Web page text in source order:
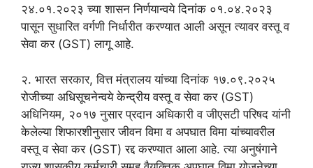
२४.०१.२०२३ च्या शासन निर्णयान्वये दिनांक ०१.०४.२०२३
पासून सुधारित वर्गणी निर्धारीत करण्यात आली असून त्यावर वस्तू व
सेवा कर (GST) लागू आहे.
२. भारत सरकार, वित्त मंत्रालय यांच्या दिनांक १७.०९.२०२५
रोजीच्या अधिसूचनेन्वये केन्द्रीय वस्तू व सेवा कर (GST)
अधिनियम, २०१७ नुसार प्रदान अधिकारी व जीएसटी परिषद यांनी
केलेल्या शिफारशीनुसार जीवन विमा व अपघात विमा यांच्यावरील
वस्तू व सेवा कर (GST) रद्द करण्यात आला आहे. त्या अनुषंगाने